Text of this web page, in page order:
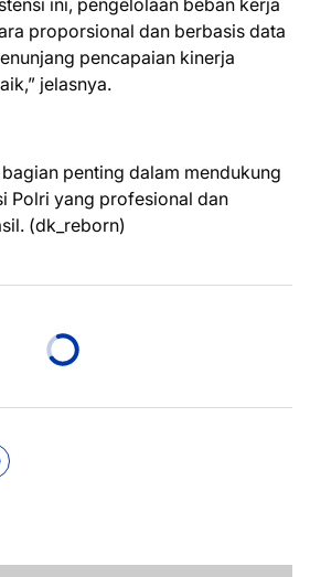
ini, pengelolaan beban kerja
proporsional dan berbasis data
pencapaian kinerja
jelasnya.
penting dalam mendukung
Polri yang profesional dan
(dk_reborn)